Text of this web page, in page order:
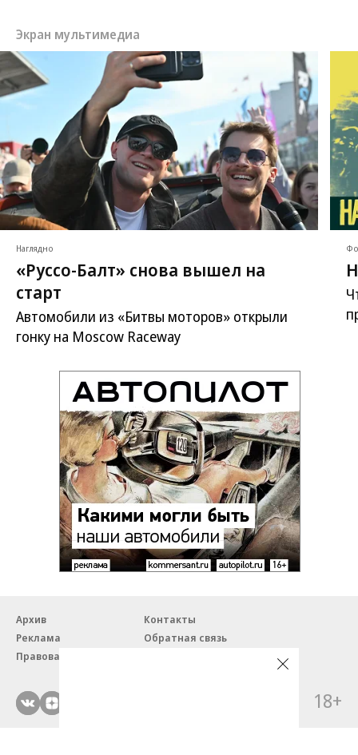
Экран мультимедиа
Наглядно
«Руссо-Балт» снова вышел на
старт
Автомобили из «Битвы моторов» открыли
гонку на Moscow Raceway
Архив
Контакты
Реклама
Обратная связь
Правовая информация
18+